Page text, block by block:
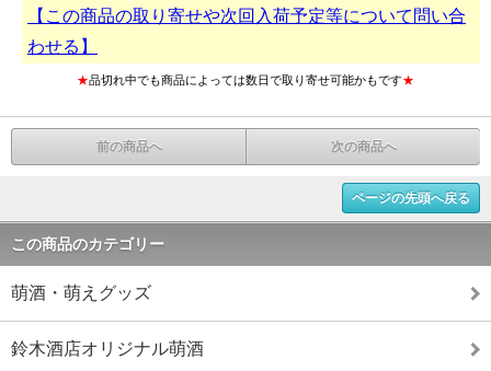
【この商品の取り寄せや次回入荷予定等について問い合
わせる】
★品切れ中でも商品によっては数日で取り寄せ可能かもです★
前の商品へ 次の商品へ
ページの先頭へ戻る
この商品のカテゴリー
萌酒・萌えグッズ
鈴木酒店オリジナル萌酒